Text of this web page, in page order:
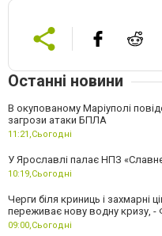
Останні новини
В окупованому Маріуполі
загрози атаки БПЛА
11:21,Сьогодні
У Ярославлі палає НПЗ
10:19,Сьогодні
Черги біля криниць і захмарні
переживає нову водну кризу, -
09:00,Сьогодні